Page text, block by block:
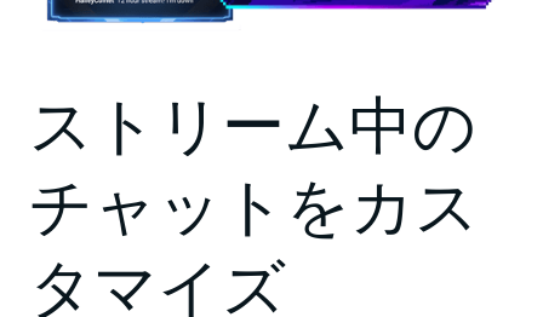
ストリーム中の
チャットをカス
タマイズ